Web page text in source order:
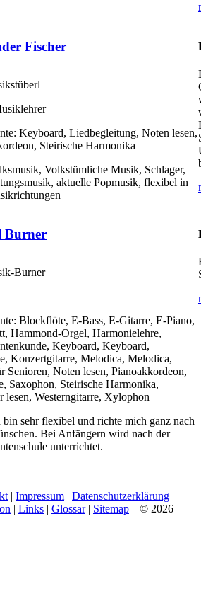
Fischer
Keyboard, Liedbegleitung, Noten lesen,
Steirische Harmonika
Volkstümliche Musik, Schlager,
aktuelle Popmusik, flexibel in
Burner
Burner
Blockflöte, E-Bass, E-Gitarre, E-Piano,
Hammond-Orgel, Harmonielehre,
Keyboard, Keyboard,
Konzertgitarre, Melodica, Melodica,
Senioren, Noten lesen, Pianoakkordeon,
Saxophon, Steirische Harmonika,
lesen, Westerngitarre, Xylophon
bin sehr flexibel und richte mich ganz nach
Bei Anfängern wird nach der
unterrichtet.
| Impressum | Datenschutzerklärung |
| Links | Glossar| Sitemap | © 2026